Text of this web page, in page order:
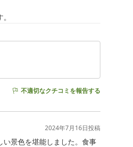
不適切なクチコミを報告する
2024年7月16日投稿
景色を堪能しました。食事